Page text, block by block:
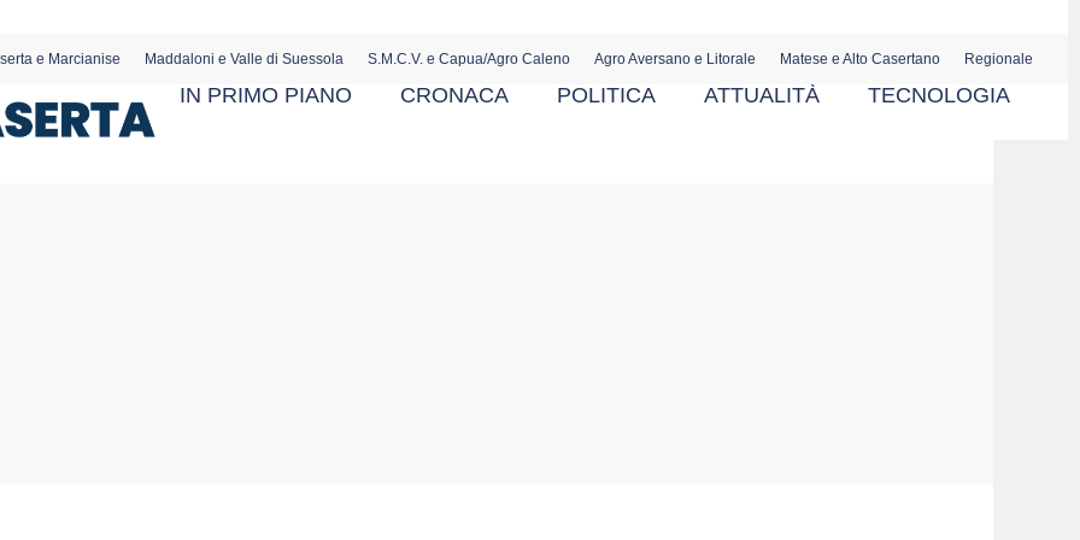
e Marcianise Maddaloni e Valle di Suessola S.M.C.V. e Capua/Agro Caleno Agro Aversano e Litorale Matese e Alto Casertano Regionale
IN PRIMO PIANO CRONACA POLITICA ATTUALITÀ TECNOLOGIA